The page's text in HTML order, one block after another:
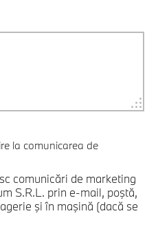
la comunicarea de
comunicări de marketing
S.R.L. prin e-mail, poştă,
şi în maşină (dacă se